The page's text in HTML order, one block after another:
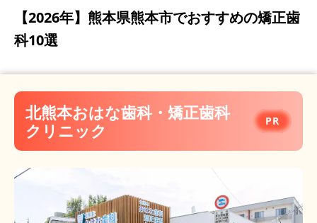
分山矯正歯科クリニック
できた矯正歯科
こうの矯正歯科クリニック
医療法人社団谷口会 歯科ホワイトピアノ
新屋敷津田歯科医院 こども歯科
【2026年】 熊本県熊本市でおすすめの矯正歯
科10選
北熊本おはな歯科・矯正歯科
クリニック